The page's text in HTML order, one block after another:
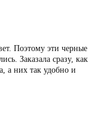
Поэтому эти черные
Заказала сразу, как
а них так удобно и